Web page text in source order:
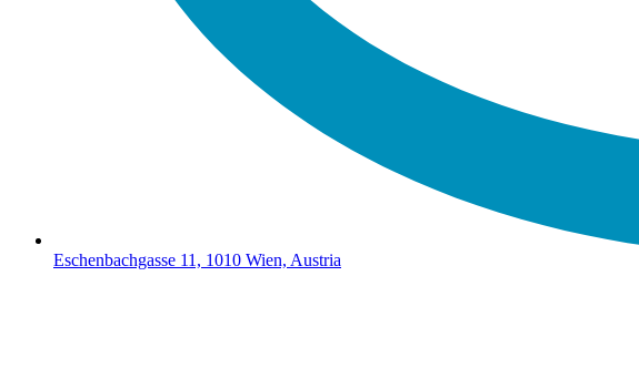
Eschenbachgasse 11, 1010 Wien, Austria